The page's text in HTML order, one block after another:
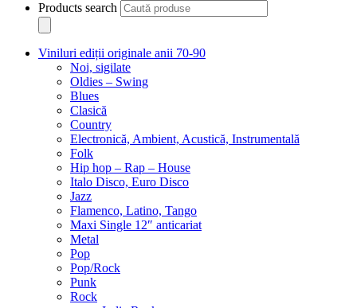
Products search
Viniluri ediții originale anii 70-90
Noi, sigilate
Oldies – Swing
Blues
Clasică
Country
Electronică, Ambient, Acustică, Instrumentală
Folk
Hip hop – Rap – House
Italo Disco, Euro Disco
Jazz
Flamenco, Latino, Tango
Maxi Single 12″ anticariat
Metal
Pop
Pop/Rock
Punk
Rock